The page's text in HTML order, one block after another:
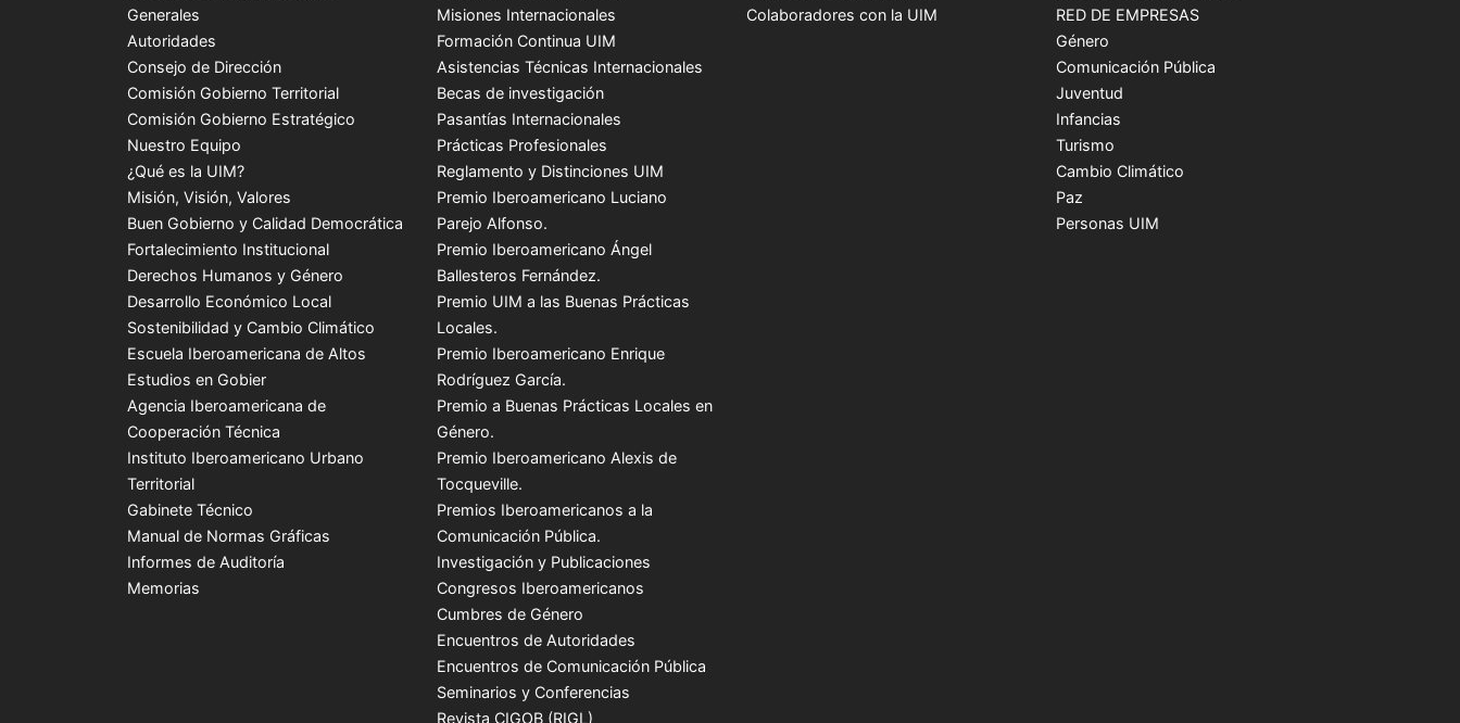
Generales
Autoridades
Consejo de Dirección
Comisión Gobierno Territorial
Comisión Gobierno Estratégico
Nuestro Equipo
¿Qué es la UIM?
Misión, Visión, Valores
Buen Gobierno y Calidad Democrática
Fortalecimiento Institucional
Derechos Humanos y Género
Desarrollo Económico Local
Sostenibilidad y Cambio Climático
Escuela Iberoamericana de Altos
Estudios en Gobier
Agencia Iberoamericana de
Cooperación Técnica
Instituto Iberoamericano Urbano
Territorial
Gabinete Técnico
Manual de Normas Gráficas
Informes de Auditoría
Memorias
Misiones Internacionales
Formación Continua UIM
Asistencias Técnicas Internacionales
Becas de investigación
Pasantías Internacionales
Prácticas Profesionales
Reglamento y Distinciones UIM
Premio Iberoamericano Luciano
Parejo Alfonso.
Premio Iberoamericano Ángel
Ballesteros Fernández.
Premio UIM a las Buenas Prácticas
Locales.
Premio Iberoamericano Enrique
Rodríguez García.
Premio a Buenas Prácticas Locales en
Género.
Premio Iberoamericano Alexis de
Tocqueville.
Premios Iberoamericanos a la
Comunicación Pública.
Investigación y Publicaciones
Congresos Iberoamericanos
Cumbres de Género
Encuentros de Autoridades
Encuentros de Comunicación Pública
Seminarios y Conferencias
Revista CIGOB (RIGL)
Colaboradores con la UIM
RED DE EMPRESAS
Género
Comunicación Pública
Juventud
Infancias
Turismo
Cambio Climático
Paz
Personas UIM